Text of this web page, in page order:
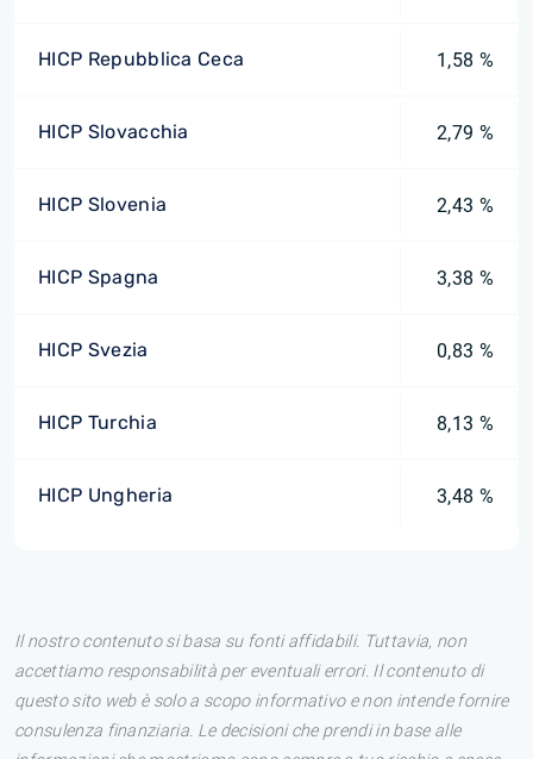
HICP Repubblica Ceca 1,58 %
HICP Slovacchia 2,79 %
HICP Slovenia 2,43 %
HICP Spagna 3,38 %
HICP Svezia 0,83 %
HICP Turchia 8,13 %
HICP Ungheria 3,48 %
Il nostro contenuto si basa su fonti affidabili. Tuttavia, non
accettiamo responsabilità per eventuali errori. Il contenuto di
questo sito web è solo a scopo informativo e non intende fornire
consulenza finanziaria. Le decisioni che prendi in base alle